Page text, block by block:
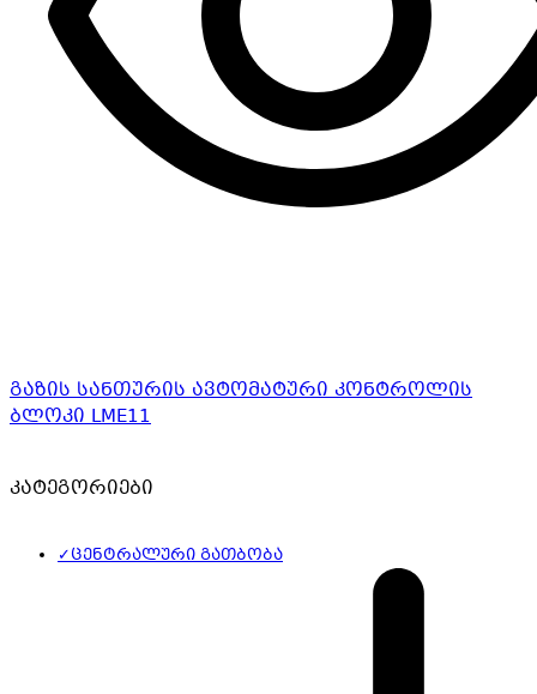
გაზის სანთურის ავტომატური კონტროლის
ბლოკი LME11
კატეგორიები
✓ცენტრალური გათბობა